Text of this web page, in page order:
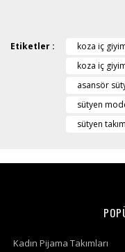
Etiketler : koza iç
koza iç
asansör
sütyen
sütyen
Kadın Pijama Takımları